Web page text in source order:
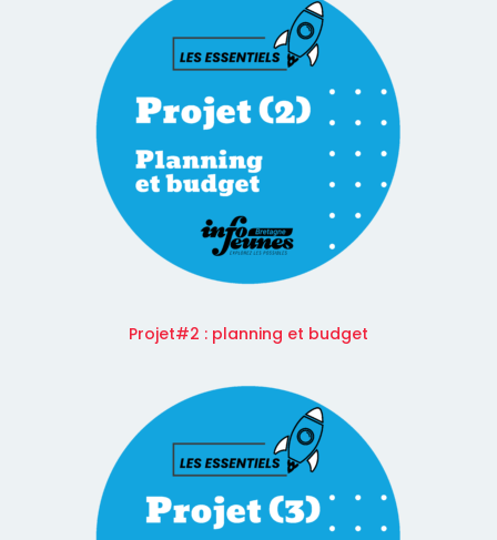
Projet#2 : planning et budget